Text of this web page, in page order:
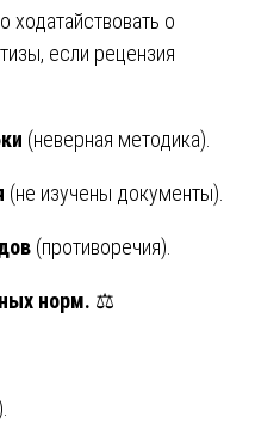
о
если рецензия
(неверная методика).
(не изучены документы).
(противоречия).
норм. ⚖️